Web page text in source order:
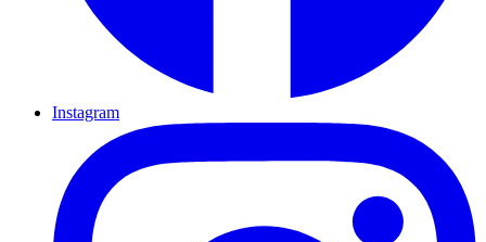
Instagram